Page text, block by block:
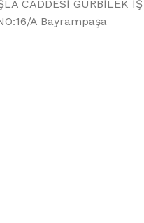
CADDESİ GÜRBİLEK İŞ
A Bayrampaşa